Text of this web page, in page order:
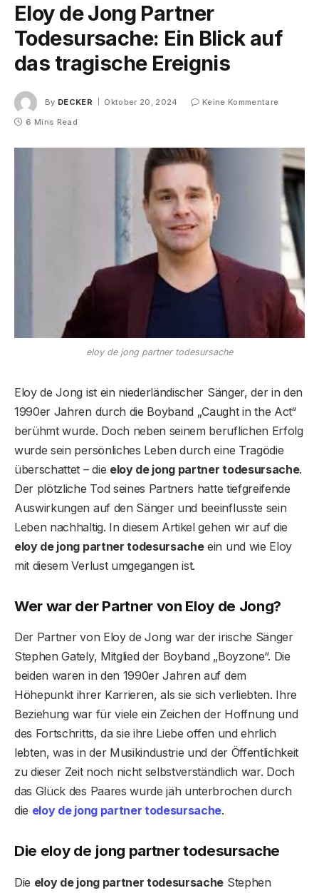
Eloy de Jong Partner
Todesursache: Ein Blick auf
das tragische Ereignis
By DECKER Oktober 20, 2024
Keine Kommentare
6 Mins Read
eloy de jong partner todesursache
Eloy de Jong ist ein niederländischer Sänger, der in den
1990er Jahren durch die Boyband „Caught in the Act“
berühmt wurde. Doch neben seinem beruflichen Erfolg
wurde sein persönliches Leben durch eine Tragödie
überschattet – die eloy de jong partner todesursache.
Der plötzliche Tod seines Partners hatte tiefgreifende
Auswirkungen auf den Sänger und beeinflusste sein
Leben nachhaltig. In diesem Artikel gehen wir auf die
eloy de jong partner todesursacheein und wie Eloy
mit diesem Verlust umgegangen ist.
Wer war der Partner von Eloy de Jong?
Der Partner von Eloy de Jong war der irische Sänger
Stephen Gately, Mitglied der Boyband „Boyzone“. Die
beiden waren in den 1990er Jahren auf dem
Höhepunkt ihrer Karrieren, als sie sich verliebten. Ihre
Beziehung war für viele ein Zeichen der Hoffnung und
des Fortschritts, da sie ihre Liebe offen und ehrlich
lebten, was in der Musikindustrie und der Öffentlichkeit
zu dieser Zeit noch nicht selbstverständlich war. Doch
das Glück des Paares wurde jäh unterbrochen durch
die eloy de jong partner todesursache.
Die eloy de jong partner todesursache
Die eloy de jong partner todesursache Stephen